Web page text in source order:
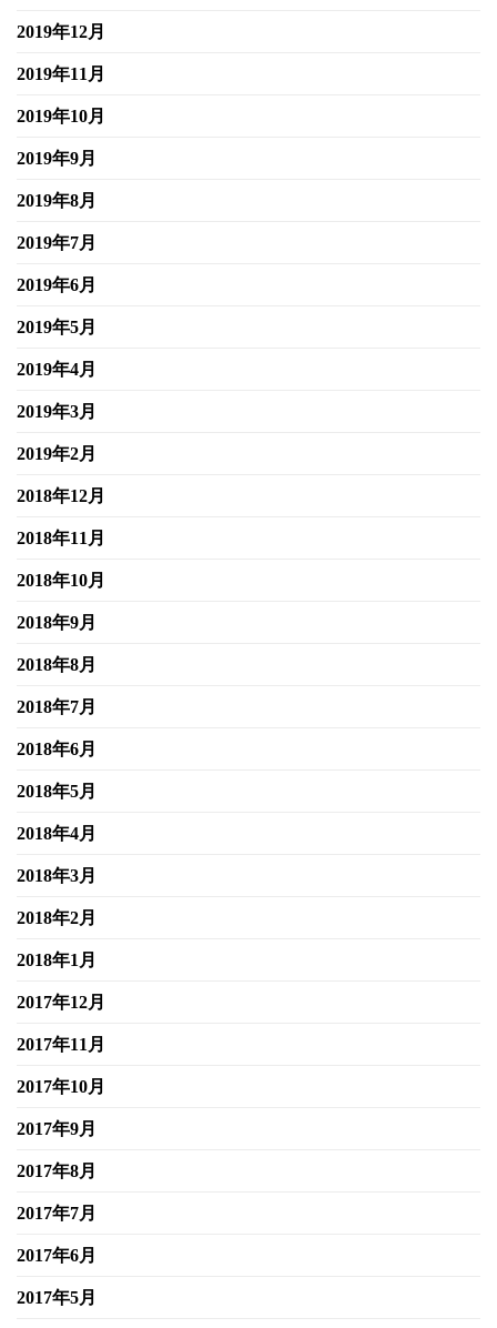
2019年12月
2019年11月
2019年10月
2019年9月
2019年8月
2019年7月
2019年6月
2019年5月
2019年4月
2019年3月
2019年2月
2018年12月
2018年11月
2018年10月
2018年9月
2018年8月
2018年7月
2018年6月
2018年5月
2018年4月
2018年3月
2018年2月
2018年1月
2017年12月
2017年11月
2017年10月
2017年9月
2017年8月
2017年7月
2017年6月
2017年5月